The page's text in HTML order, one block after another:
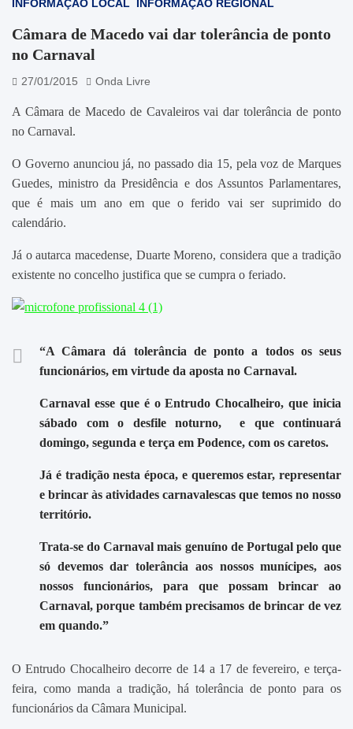
INFORMAÇÃO LOCAL INFORMAÇÃO REGIONAL
Câmara de Macedo vai dar tolerância de ponto
no Carnaval
27/01/2015 Onda Livre
A Câmara de Macedo de Cavaleiros vai dar tolerância de ponto
no Carnaval.
O Governo anunciou já, no passado dia 15, pela voz de Marques
Guedes, ministro da Presidência e dos Assuntos Parlamentares,
que é mais um ano em que o ferido vai ser suprimido do
calendário.
Já o autarca macedense, Duarte Moreno, considera que a tradição
existente no concelho justifica que se cumpra o feriado.
“A Câmara dá tolerância de ponto a todos os seus
funcionários, em virtude da aposta no Carnaval.
Carnaval esse que é o Entrudo Chocalheiro, que inicia
sábado com o desfile noturno, e que continuará
domingo, segunda e terça em Podence, com os caretos.
Já é tradição nesta época, e queremos estar, representar
e brincar às atividades carnavalescas que temos no nosso
território.
Trata-se do Carnaval mais genuíno de Portugal pelo que
só devemos dar tolerância aos nossos munícipes, aos
nossos funcionários, para que possam brincar ao
Carnaval, porque também precisamos de brincar de vez
em quando.”
O Entrudo Chocalheiro decorre de 14 a 17 de fevereiro, e terça-
feira, como manda a tradição, há tolerância de ponto para os
funcionários da Câmara Municipal.